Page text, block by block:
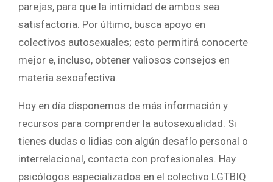
parejas, para que la intimidad de ambos sea
satisfactoria. Por último, busca apoyo en
colectivos autosexuales; esto permitirá conocerte
mejor e, incluso, obtener valiosos consejos en
materia sexoafectiva.
Hoy en día disponemos de más información y
recursos para comprender la autosexualidad. Si
tienes dudas o lidias con algún desafío personal o
interrelacional, contacta con profesionales. Hay
psicólogos especializados en el colectivo LGTBIQ